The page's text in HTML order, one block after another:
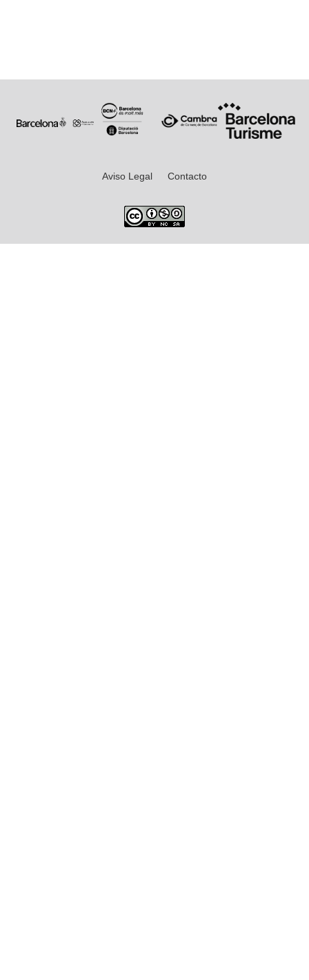
Aviso Legal Contacto